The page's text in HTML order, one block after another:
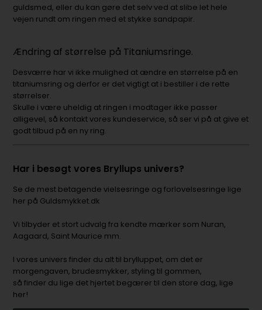
guldsmed, eller du kan gøre det selv ved at slibe let hele
vejen rundt om ringen med et stykke sandpapir.
Ændring af størrelse på Titaniumsringe.
Desværre har vi ikke mulighed at ændre en størrelse på en
titaniumsring og derfor er det vigtigt at i bestiller i de rette
størrelser.
Skulle i være uheldig at ringen i modtager ikke passer
alligevel, så kontakt vores kundeservice, så ser vi på at give et
godt tilbud på en ny ring.
Har i besøgt vores Bryllups univers?
Se de mest betagende vielsesringe og forlovelsesringe lige
her på Guldsmykket.dk
Vi tilbyder et stort udvalg fra kendte mærker som Nuran,
Aagaard, Saint Maurice mm.
I vores univers finder du alt til brylluppet, om det er
morgengaven, brudesmykker, styling til gommen,
så finder du lige det hjertet begærer til den store dag, lige
her!